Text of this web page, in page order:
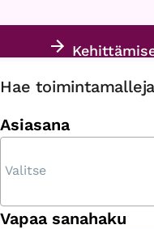
Hae toimintamalleja
Asiasana
Vapaa sanahaku